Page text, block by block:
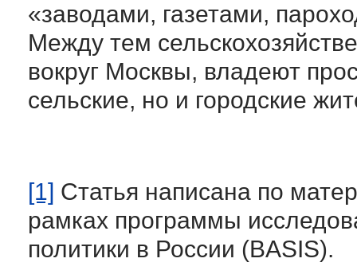
«заводами, газетами,
Между тем
вокруг Москвы, владеют
сельские, но и городские
[1] Статья написана по
рамках программы
политики в России (BASIS).